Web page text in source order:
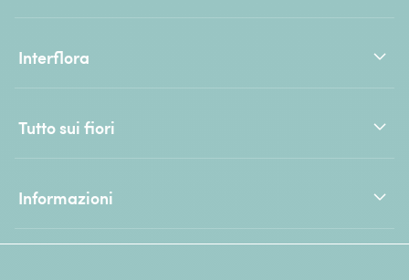
Interflora
Tutto sui fiori
Informazioni